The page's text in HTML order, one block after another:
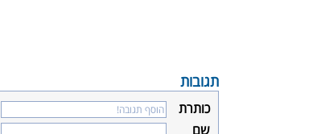
תגובות
כותרת
שם